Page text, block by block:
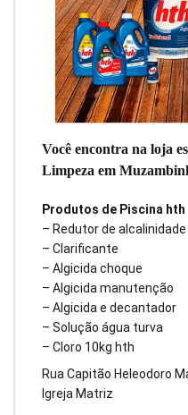
Você encontra na loja
Limpeza em
Produtos de Piscina hth
– Redutor de alcalinidade
– Clarificante
– Algicida choque
– Algicida manutenção
– Algicida e decantador
– Solução água turva
– Cloro 10kg hth
Rua Capitão Heleodoro
Igreja Matriz